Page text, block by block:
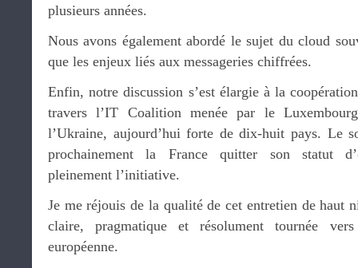
plusieurs années.
Nous avons également abordé le sujet du cloud
que les enjeux liés aux messageries chiffrées.
Enfin, notre discussion s’est élargie à la
travers l’IT Coalition menée par le
l’Ukraine, aujourd’hui forte de dix-huit pays. Le
prochainement la France quitter son statut
pleinement l’initiative.
Je me réjouis de la qualité de cet entretien de haut
claire, pragmatique et résolument tournée
européenne.